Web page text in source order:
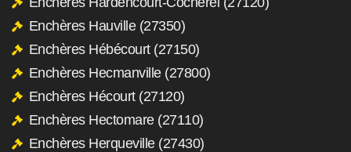
Enchères Hauville (27350)
Enchères Hébécourt (27150)
Enchères Hecmanville (27800)
Enchères Hécourt (27120)
Enchères Hectomare (27110)
Enchères Herqueville (27430)